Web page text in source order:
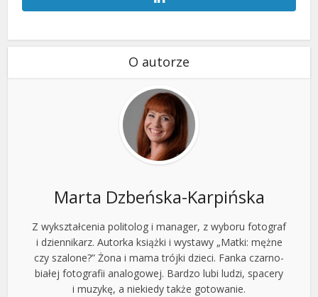
O autorze
Marta Dzbeńska-Karpińska
Z wykształcenia politolog i manager, z wyboru fotograf
i dziennikarz. Autorka książki i wystawy „Matki: mężne
czy szalone?” Żona i mama trójki dzieci. Fanka czarno-
białej fotografii analogowej. Bardzo lubi ludzi, spacery
i muzykę, a niekiedy także gotowanie.